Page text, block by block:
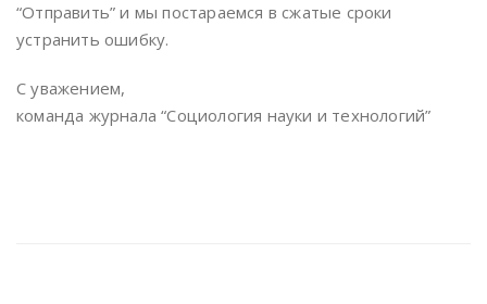
“Отправить” и мы постараемся в сжатые сроки
устранить ошибку.
С уважением,
команда журнала “Социология науки и технологий”